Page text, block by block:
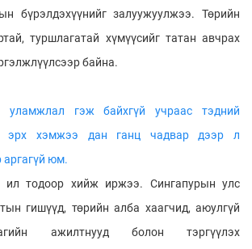
бүрэлдэхүүнийг залуужуулжээ. Төрийн
туршлагатай хүмүүсийг татан авчрах
байна.
уламжлал гэж байхгүй учраас тэдний
эрх хэмжээ дан ганц чадвар дээр л
аргагүй юм.
ил тодоор хийж иржээ. Сингапурын улс
гишүүд, төрийн алба хаагчид, аюулгүй
ажилтнууд болон тэргүүлэх